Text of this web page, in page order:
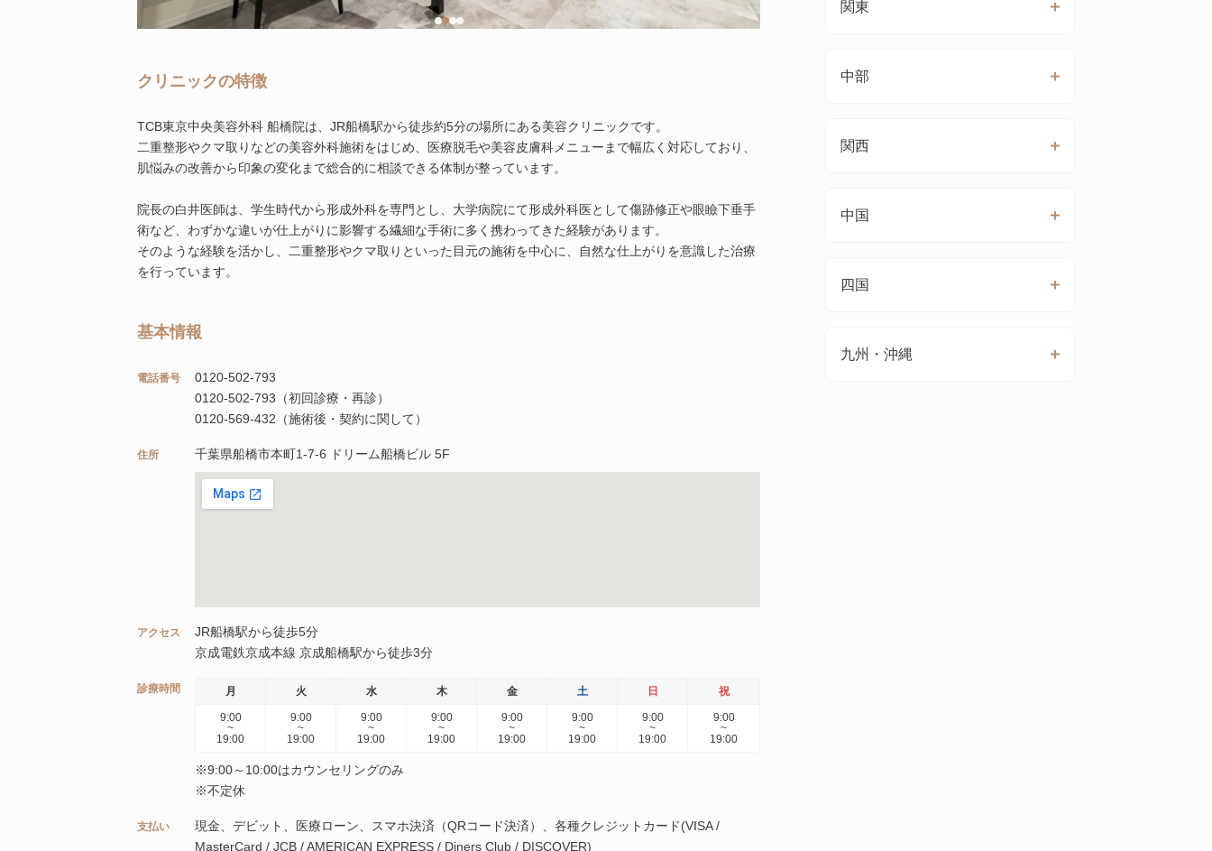
クリニックの特徴
TCB東京中央美容外科 船橋院は、JR船橋駅から徒歩約5分の場所にある美容クリニックです。
二重整形やクマ取りなどの美容外科施術をはじめ、医療脱毛や美容皮膚科メニューまで幅広く対応しており、
肌悩みの改善から印象の変化まで総合的に相談できる体制が整っています。
院長の白井医師は、学生時代から形成外科を専門とし、大学病院にて形成外科医として傷跡修正や眼瞼下垂手
術など、わずかな違いが仕上がりに影響する繊細な手術に多く携わってきた経験があります。
そのような経験を活かし、二重整形やクマ取りといった目元の施術を中心に、自然な仕上がりを意識した治療
を行っています。
基本情報
電話番号
0120-502-793
0120-502-793（初回診療・再診）
0120-569-432（施術後・契約に関して）
住所 千葉県船橋市本町1-7-6 ドリーム船橋ビル 5F
アクセス
JR船橋駅から徒歩5分
京成電鉄京成本線 京成船橋駅から徒歩3分
診療時間 月 火 水 木 金 土 日 祝
9:00
~
19:00
9:00
~
19:00
9:00
~
19:00
9:00
~
19:00
9:00
~
19:00
9:00
~
19:00
9:00
~
19:00
9:00
~
19:00
※9:00～10:00はカウンセリングのみ
※不定休
支払い
現金、デビット、医療ローン、スマホ決済（QRコード決済）、各種クレジットカード(VISA /
MasterCard / JCB / AMERICAN EXPRESS / Diners Club / DISCOVER)
関東
中部
関西
中国
四国
九州・沖縄